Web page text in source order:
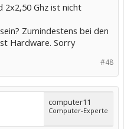
2x2,50 Ghz ist nicht
Zumindestens bei den
Hardware. Sorry
#48
computer11
Computer-Experte